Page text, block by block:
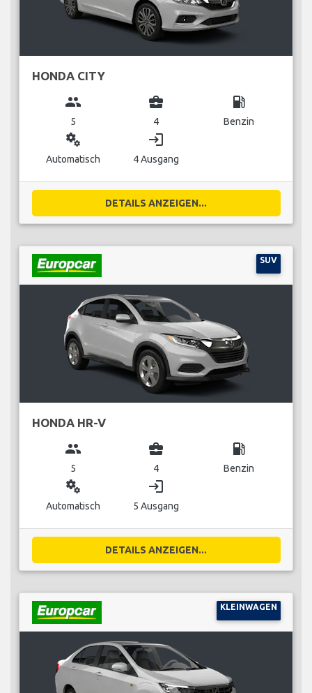
HONDA CITY
group
5
business_center
4
local_gas_station
Benzin
miscellaneous_services
Automatisch
login
4 Ausgang
DETAILS ANZEIGEN...
SUV
HONDA HR-V
group
5
business_center
4
local_gas_station
Benzin
miscellaneous_services
Automatisch
login
5 Ausgang
DETAILS ANZEIGEN...
KLEINWAGEN